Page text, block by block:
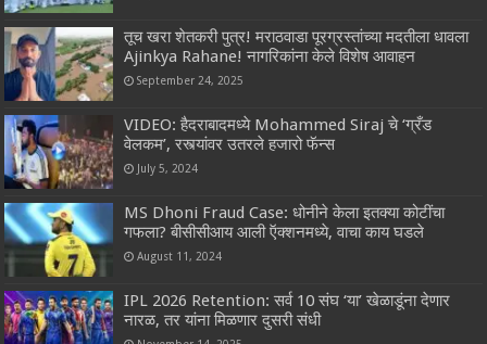
तूच खरा शेतकरी पुत्र! मराठवाडा पूरग्रस्तांच्या मदतीला धावला
Ajinkya Rahane! नागरिकांना केले विशेष आवाहन
September 24, 2025
VIDEO: हैदराबादमध्ये Mohammed Siraj चे ‘ग्रँड
वेलकम’, रस्त्यांवर उतरले हजारो फॅन्स
July 5, 2024
MS Dhoni Fraud Case: धोनीने केला इतक्या कोटींचा
गफला? बीसीसीआय आली ऍक्शनमध्ये, वाचा काय घडले
August 11, 2024
IPL 2026 Retention: सर्व 10 संघ ‘या’ खेळाडूंना देणार
नारळ, तर यांना मिळणार दुसरी संधी